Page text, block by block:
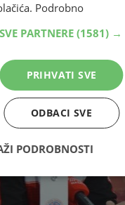
Zdravko Medić
Podrobno
PARTNERE (1581) →
PRIHVATI SVE
ODBACI SVE
PODROBNOSTI